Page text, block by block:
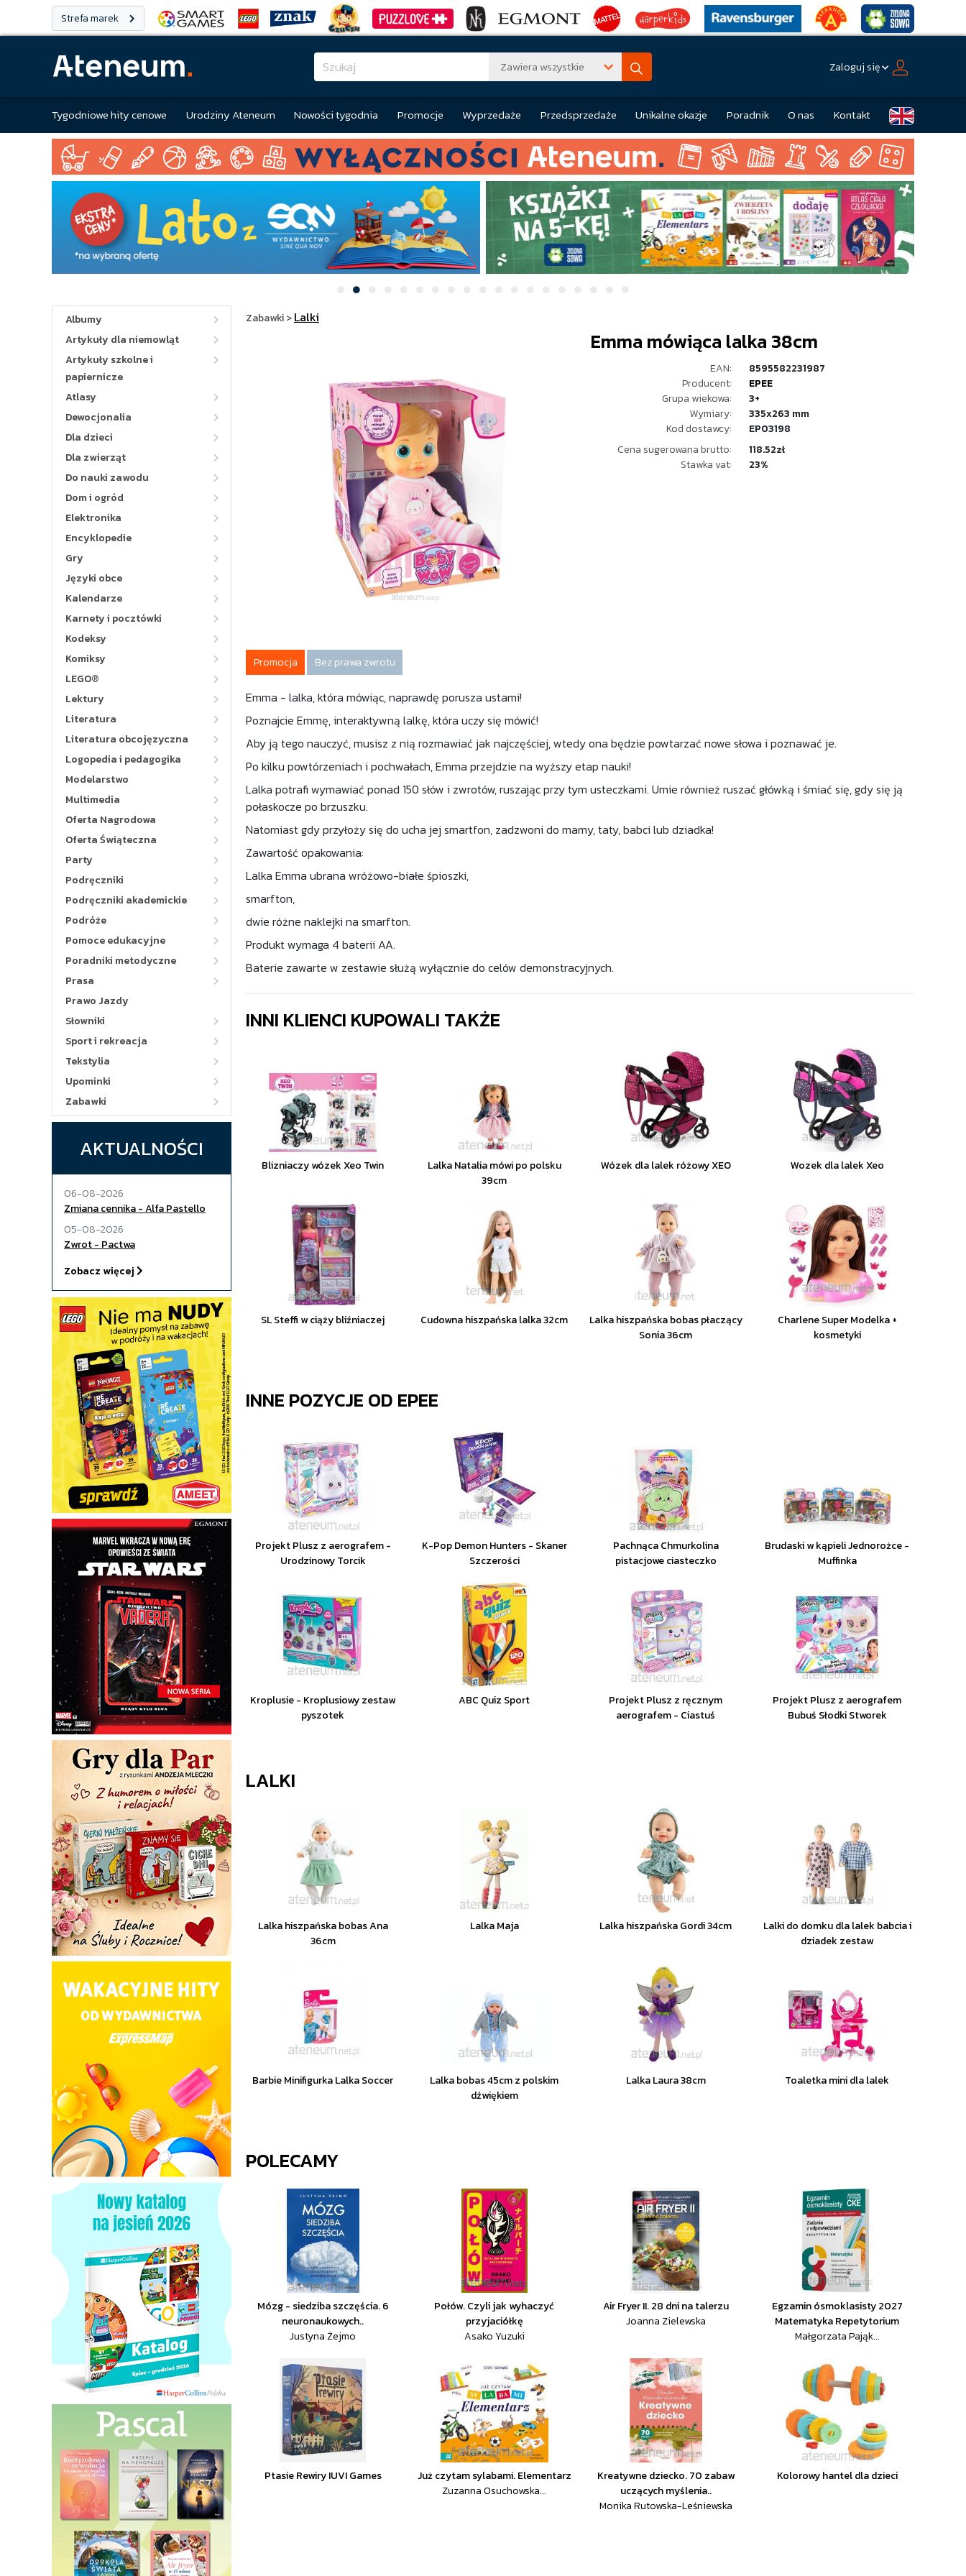
Strefa marek
Zawiera wszystkie Zaloguj się
Tygodniowe hity cenowe Urodziny Ateneum Nowości tygodnia Promocje Wyprzedaże Przedsprzedaże Unikalne okazje Poradnik O nas Kontakt
Albumy
Artykuły dla niemowląt
Artykuły szkolne i
papiernicze
Atlasy
Dewocjonalia
Dla dzieci
Dla zwierząt
Do nauki zawodu
Dom i ogród
Elektronika
Encyklopedie
Gry
Języki obce
Kalendarze
Karnety i pocztówki
Kodeksy
Komiksy
LEGO®
Lektury
Literatura
Literatura obcojęzyczna
Logopedia i pedagogika
Modelarstwo
Multimedia
Oferta Nagrodowa
Oferta Świąteczna
Party
Podręczniki
Podręczniki akademickie
Podróże
Pomoce edukacyjne
Poradniki metodyczne
Prasa
Prawo Jazdy
Słowniki
Sport i rekreacja
Tekstylia
Upominki
Zabawki
AKTUALNOŚCI
06-08-2026
Zmiana cennika - Alfa Pastello
05-08-2026
Zwrot - Pactwa
Zobacz więcej
Zabawki>Lalki
Emma mówiąca lalka 38cm
EAN:
8595582231987
Producent:
EPEE
Grupa wiekowa:
3+
Wymiary:
335x263 mm
Kod dostawcy:
EP03198
Cena sugerowana brutto:
118.52zł
Stawka vat:
23%
Promocja Bez prawa zwrotu
Emma - lalka, która mówiąc, naprawdę porusza ustami!
Poznajcie Emmę, interaktywną lalkę, która uczy się mówić!
Aby ją tego nauczyć, musisz z nią rozmawiać jak najczęściej, wtedy ona będzie powtarzać nowe słowa i poznawać je.
Po kilku powtórzeniach i pochwałach, Emma przejdzie na wyższy etap nauki!
Lalka potrafi wymawiać ponad 150 słów i zwrotów, ruszając przy tym usteczkami. Umie również ruszać główką i śmiać się, gdy się ją
połaskocze po brzuszku.
Natomiast gdy przyłoży się do ucha jej smartfon, zadzwoni do mamy, taty, babci lub dziadka!
Zawartość opakowania:
Lalka Emma ubrana wróżowo-białe śpioszki,
smarfton,
dwie różne naklejki na smarfton.
Produkt wymaga 4 baterii AA.
Baterie zawarte w zestawie służą wyłącznie do celów demonstracyjnych.
INNI KLIENCI KUPOWALI TAKŻE
Blizniaczy wózek Xeo Twin
Lalka Natalia mówi po polsku
39cm
Wózek dla lalek różowy XEO Wozek dla lalek Xeo
SL Steffi w ciąży bliźniaczej Cudowna hiszpańska lalka 32cm
Lalka hiszpańska bobas płaczący
Sonia 36cm
Charlene Super Modelka +
kosmetyki
INNE POZYCJE OD EPEE
Projekt Plusz z aerografem -
Urodzinowy Torcik
K-Pop Demon Hunters - Skaner
Szczerości
Pachnąca Chmurkolina
pistacjowe ciasteczko
Brudaski w kąpieli Jednorożce -
Muffinka
Kroplusie - Kroplusiowy zestaw
pyszotek
ABC Quiz Sport
Projekt Plusz z ręcznym
aerografem - Ciastuś
Projekt Plusz z aerografem
Bubuś Słodki Stworek
LALKI
Lalka hiszpańska bobas Ana
36cm
Lalka Maja Lalka hiszpańska Gordi 34cm
Lalki do domku dla lalek babcia i
dziadek zestaw
Barbie Minifigurka Lalka Soccer
Lalka bobas 45cm z polskim
dźwiękiem
Lalka Laura 38cm Toaletka mini dla lalek
POLECAMY
Mózg - siedziba szczęścia. 6
neuronaukowych..
Justyna Żejmo
Połów. Czyli jak wyhaczyć
przyjaciółkę
Asako Yuzuki
Air Fryer II. 28 dni na talerzu
Joanna Zielewska
Egzamin ósmoklasisty 2027
Matematyka Repetytorium
Małgorzata Pająk...
Ptasie Rewiry IUVI Games
Już czytam sylabami. Elementarz
Zuzanna Osuchowska...
Kreatywne dziecko. 70 zabaw
uczących myślenia..
Monika Rutowska-Leśniewska
Kolorowy hantel dla dzieci